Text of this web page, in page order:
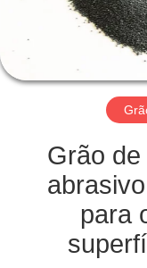
CONTROLE
DA
QUALIDADE
NOS
NOTÍCIA
Grão
para